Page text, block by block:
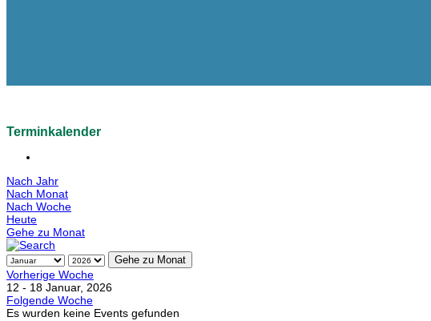
Terminkalender
Nach Jahr
Nach Monat
Nach Woche
Heute
Gehe zu Monat
Gehe zu Monat
Vorherige Woche
12 - 18 Januar, 2026
Folgende Woche
Es wurden keine Events gefunden